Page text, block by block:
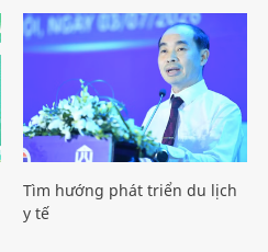
Tìm hướng phát triển du lịch
y tế